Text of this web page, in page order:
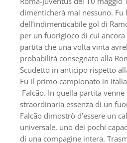
dimenticherà mai nessuno. Fu
dell’indimenticabile gol di
per un fuorigioco di cui ancora
partita che una volta vinta
probabilità consegnato alla
Scudetto in anticipo rispetto
Fu il primo campionato in
Falcão. In quella partita
straordinaria essenza di un
Falcão dimostrò d’essere un
universale, uno dei pochi
di una compagine intera.